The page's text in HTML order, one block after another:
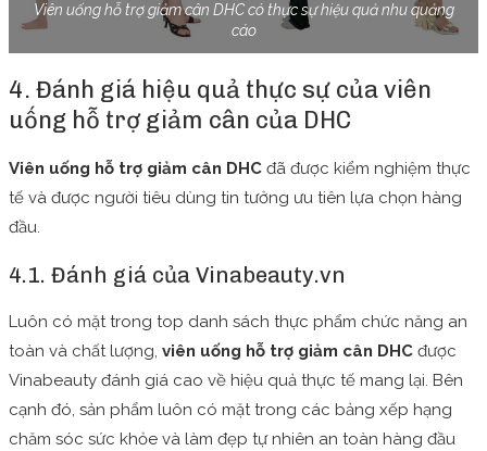
Viên uống hỗ trợ giảm cân DHC có thực sự hiệu quả nhu quảng
cáo
4. Đánh giá hiệu quả thực sự của viên
uống hỗ trợ giảm cân của DHC
Viên uống hỗ trợ giảm cân DHC đã được kiểm nghiệm thực
tế và được người tiêu dùng tin tưởng ưu tiên lựa chọn hàng
đầu.
4.1. Đánh giá của Vinabeauty.vn
Luôn có mặt trong top danh sách thực phẩm chức năng an
toàn và chất lượng, viên uống hỗ trợ giảm cân DHC được
Vinabeauty đánh giá cao về hiệu quả thực tế mang lại. Bên
cạnh đó, sản phẩm luôn có mặt trong các bảng xếp hạng
chăm sóc sức khỏe và làm đẹp tự nhiên an toàn hàng đầu